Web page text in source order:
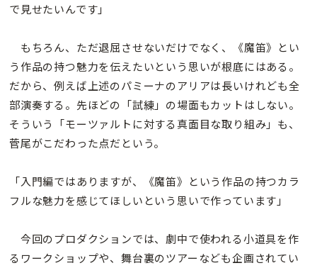
で見せたいんです」
もちろん、ただ退屈させないだけでなく、《魔笛》とい
う作品の持つ魅力を伝えたいという思いが根底にはある。
だから、例えば上述のパミーナのアリアは長いけれども全
部演奏する。先ほどの「試練」の場面もカットはしない。
そういう「モーツァルトに対する真面目な取り組み」も、
菅尾がこだわった点だという。
「入門編ではありますが、《魔笛》という作品の持つカラ
フルな魅力を感じてほしいという思いで作っています」
今回のプロダクションでは、劇中で使われる小道具を作
るワークショップや、舞台裏のツアーなども企画されてい